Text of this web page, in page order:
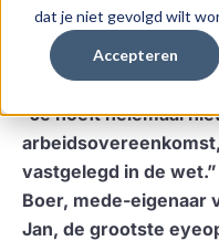
dat je niet gevolgd wilt
Accepteren
“Je hoeft helemaal
vastgelegd in de
Boer, mede-eigenaar
Jan, de grootste